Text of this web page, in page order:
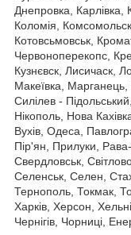
Днепровка, Карлівка,
Коломія,
Котовсьмовськ,
Червоноперекопс,
Кузнєвск, Лисичаск,
Макеївка,
Силілев -
Нікополь, Нова
Вухів, Одеса,
Пір'ян, Прилуки,
Свердловськ,
Селенськ, Селен,
Тернополь, Токмак,
Харків, Херсон,
Чернігів, Чорниці,